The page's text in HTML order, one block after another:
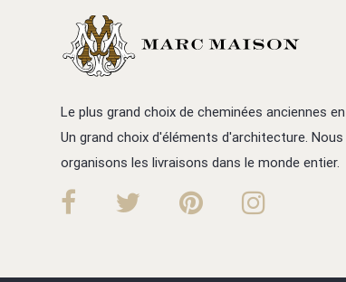
Le plus grand choix de cheminées anciennes
Un grand choix d'éléments d'architecture. Nous
organisons les livraisons dans le monde entier.